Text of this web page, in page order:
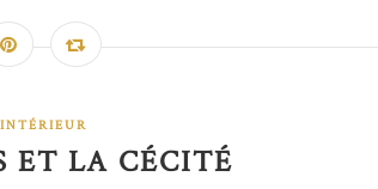
ET LA CÉCITÉ